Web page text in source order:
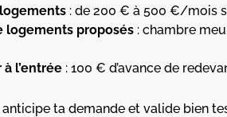
: de 200 € à 500 €/mois
logements proposés : chambre
l’entrée : 100 € d’avance de
anticipe ta demande et valide bien